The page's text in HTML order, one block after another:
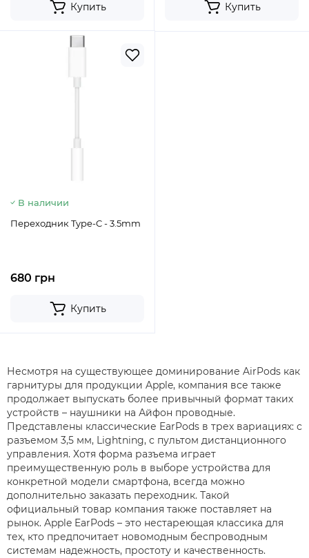
Купить Купить
В наличии
Переходник Type-C - 3.5mm
680 грн
Купить
Несмотря на существующее доминирование AirPods как
гарнитуры для продукции Apple, компания все также
продолжает выпускать более привычный формат таких
устройств – наушники на Айфон проводные.
Представлены классические EarPods в трех вариациях: с
разъемом 3,5 мм, Lightning, с пультом дистанционного
управления. Хотя форма разъема играет
преимущественную роль в выборе устройства для
конкретной модели смартфона, всегда можно
дополнительно заказать переходник. Такой
официальный товар компания также поставляет на
рынок. Apple EarPods – это нестареющая классика для
тех, кто предпочитает новомодным беспроводным
системам надежность, простоту и качественность.